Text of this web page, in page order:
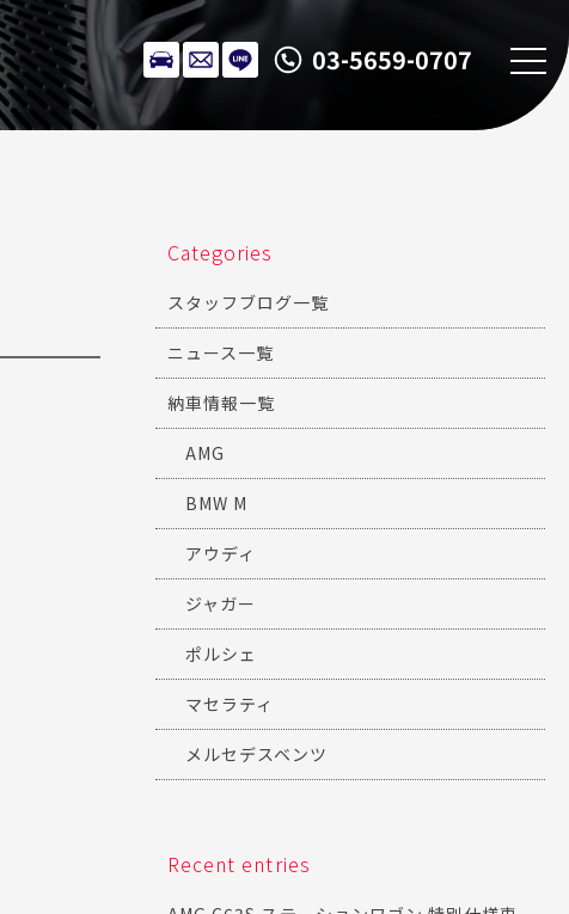
03-5659-0707
Categories
スタッフブログ一覧
ニュース一覧
納車情報一覧
AMG
BMW M
アウディ
ジャガー
ポルシェ
マセラティ
メルセデスベンツ
Recent entries